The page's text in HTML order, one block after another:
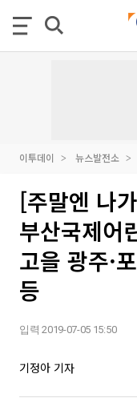
이투데이 뉴스발전소
[주말엔 나
부산국제어
고을 광주·
등
입력 2019-07-05 15:50
기정아 기자